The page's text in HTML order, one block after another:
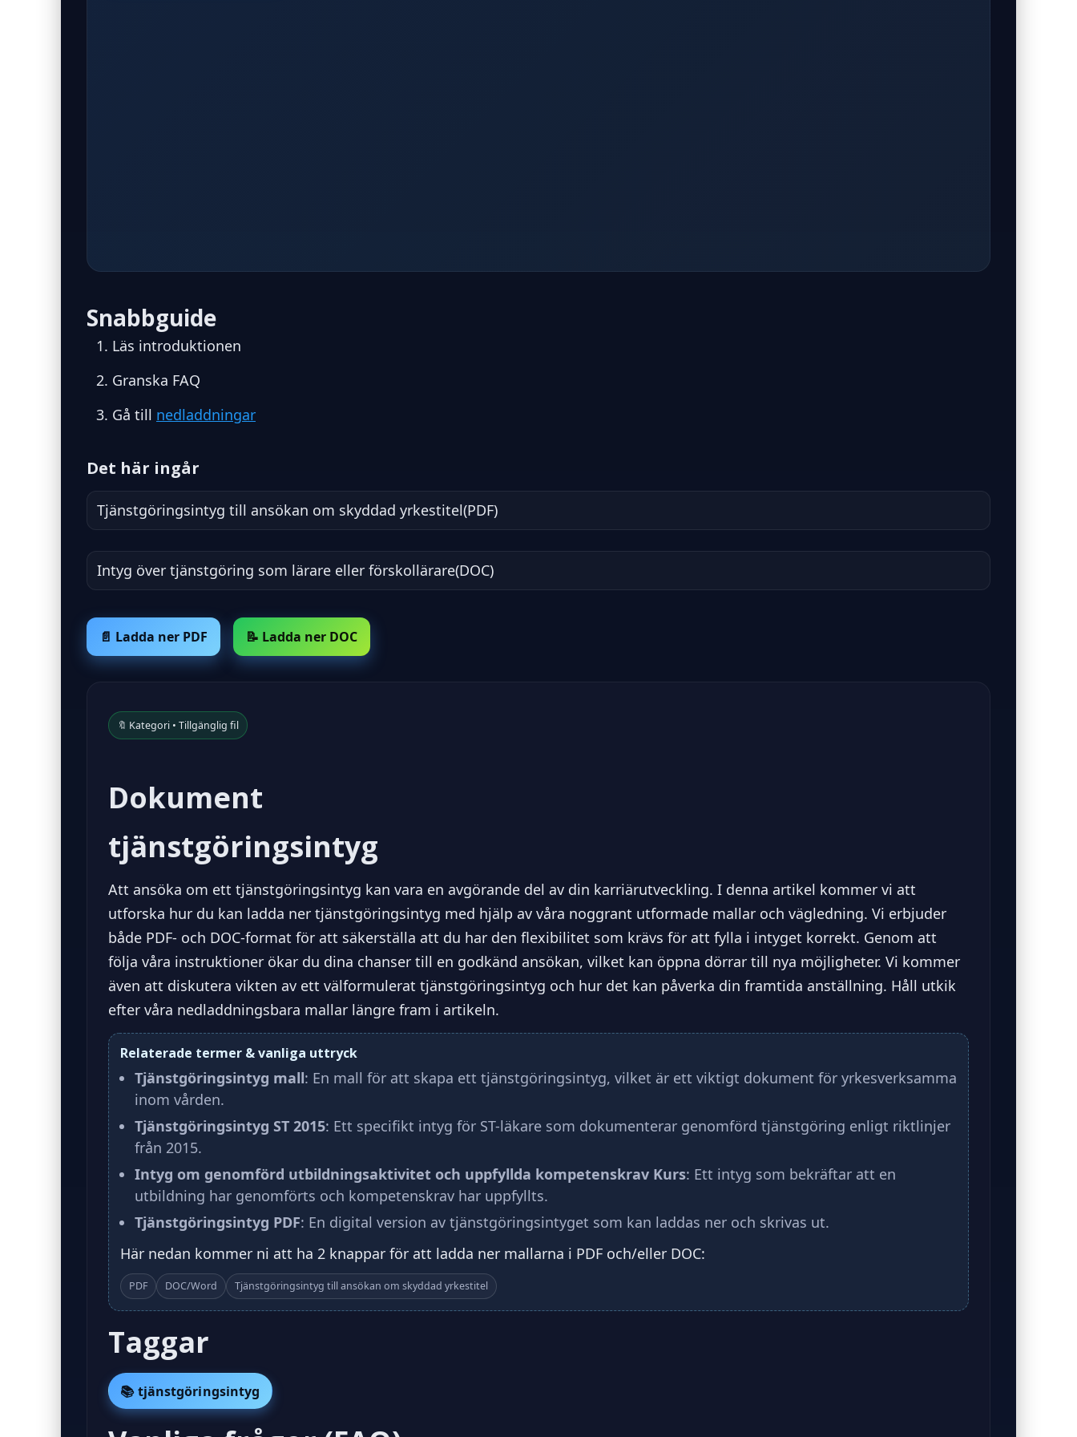
Snabbguide
Läs introduktionen
Granska FAQ
Gå till nedladdningar
Det här ingår
Tjänstgöringsintyg till ansökan om skyddad yrkestitel(PDF)
Intyg över tjänstgöring som lärare eller förskollärare(DOC)
📄 Ladda ner PDF 📝 Ladda ner DOC
🔖 Kategori • Tillgänglig fil
Dokument
tjänstgöringsintyg
Att ansöka om ett tjänstgöringsintyg kan vara en avgörande del av din karriärutveckling. I denna artikel kommer vi att
utforska hur du kan ladda ner tjänstgöringsintyg med hjälp av våra noggrant utformade mallar och vägledning. Vi erbjuder
både PDF- och DOC-format för att säkerställa att du har den flexibilitet som krävs för att fylla i intyget korrekt. Genom att
följa våra instruktioner ökar du dina chanser till en godkänd ansökan, vilket kan öppna dörrar till nya möjligheter. Vi kommer
även att diskutera vikten av ett välformulerat tjänstgöringsintyg och hur det kan påverka din framtida anställning. Håll utkik
efter våra nedladdningsbara mallar längre fram i artikeln.
Relaterade termer & vanliga uttryck
Tjänstgöringsintyg mall: En mall för att skapa ett tjänstgöringsintyg, vilket är ett viktigt dokument för yrkesverksamma
inom vården.
Tjänstgöringsintyg ST 2015: Ett specifikt intyg för ST-läkare som dokumenterar genomförd tjänstgöring enligt riktlinjer
från 2015.
Intyg om genomförd utbildningsaktivitet och uppfyllda kompetenskrav Kurs: Ett intyg som bekräftar att en
utbildning har genomförts och kompetenskrav har uppfyllts.
Tjänstgöringsintyg PDF: En digital version av tjänstgöringsintyget som kan laddas ner och skrivas ut.
Här nedan kommer ni att ha 2 knappar för att ladda ner mallarna i PDF och/eller DOC:
PDF DOC/Word Tjänstgöringsintyg till ansökan om skyddad yrkestitel
Taggar
📚 tjänstgöringsintyg